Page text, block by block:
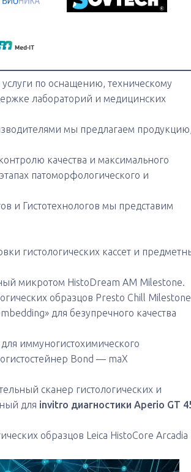
по оснащению, техническому
лабораторий и медицинских
мы предлагаем
качества и максимального
патоморфологического и
и Гистотехнологов мы представим
гистологических кассет и
микротом HistoDream AM Milestone.
образцов Presto Chill Milestone
для безупречного качества
иммуногистохимического
Bond — maX
сканер гистологических и
для invitro диагностики Aperio GT
образцов Leica HistoCore Arcadia